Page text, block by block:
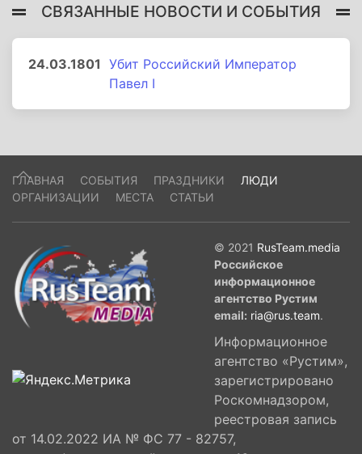
СВЯЗАННЫЕ НОВОСТИ И СОБЫТИЯ
24.03.1801 Убит Российский Император
Павел I
ГЛАВНАЯ СОБЫТИЯ ПРАЗДНИКИ
ЛЮДИ
ОРГАНИЗАЦИИ
МЕСТА СТАТЬИ
© 2021 RusTeam.media
Российское
информационное
агентство Рустим
email: ria@rus.team.
Информационное
агентство «Рустим»,
зарегистрировано
Роскомнадзором,
реестровая запись
от 14.02.2022 ИА № ФС 77 - 82757,